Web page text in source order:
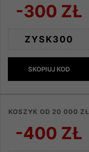
-300 ZŁ
ZYSK300
SKOPIUJ KOD
KOSZYK OD 20 000 ZŁ
-400 ZŁ